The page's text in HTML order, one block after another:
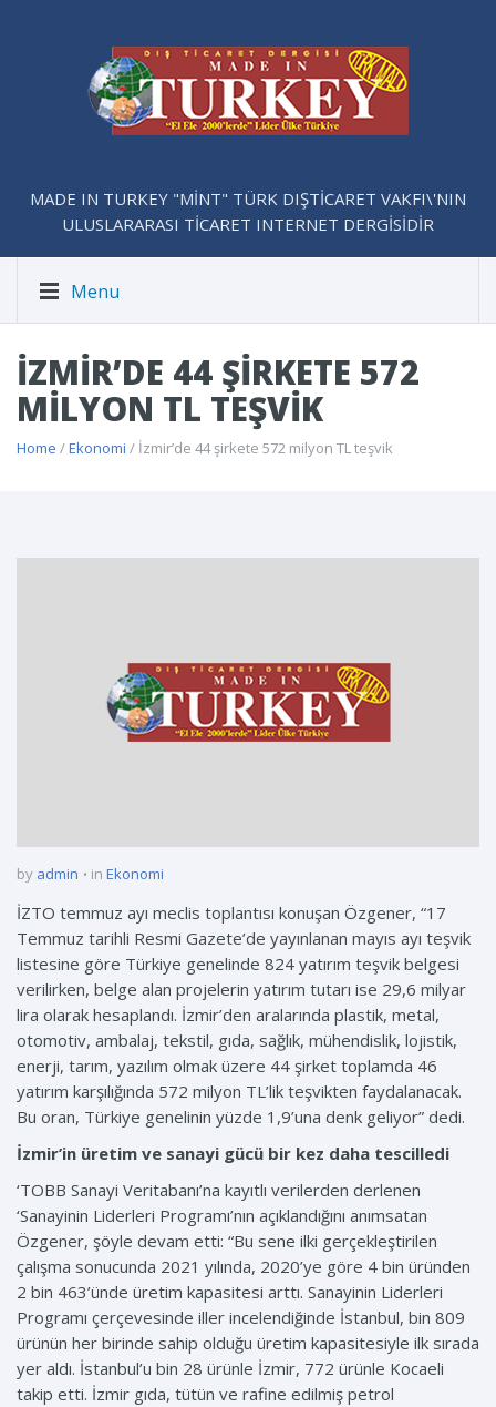
MADE IN TURKEY "MİNT" TÜRK DIŞTİCARET VAKFI\'NIN
ULUSLARARASI TİCARET INTERNET DERGİSİDİR
Menu
İZMIR’DE 44 ŞIRKETE 572
MILYON TL TEŞVIK
Home /Ekonomi / İzmir’de 44 şirkete 572 milyon TL teşvik
by admin in Ekonomi
İZTO temmuz ayı meclis toplantısı konuşan Özgener, “17
Temmuz tarihli Resmi Gazete’de yayınlanan mayıs ayı teşvik
listesine göre Türkiye genelinde 824 yatırım teşvik belgesi
verilirken, belge alan projelerin yatırım tutarı ise 29,6 milyar
lira olarak hesaplandı. İzmir’den aralarında plastik, metal,
otomotiv, ambalaj, tekstil, gıda, sağlık, mühendislik, lojistik,
enerji, tarım, yazılım olmak üzere 44 şirket toplamda 46
yatırım karşılığında 572 milyon TL’lik teşvikten faydalanacak.
Bu oran, Türkiye genelinin yüzde 1,9’una denk geliyor” dedi.
İzmir’in üretim ve sanayi gücü bir kez daha tescilledi
‘TOBB Sanayi Veritabanı’na kayıtlı verilerden derlenen
‘Sanayinin Liderleri Programı’nın açıklandığını anımsatan
Özgener, şöyle devam etti: “Bu sene ilki gerçekleştirilen
çalışma sonucunda 2021 yılında, 2020’ye göre 4 bin üründen
2 bin 463’ünde üretim kapasitesi arttı. Sanayinin Liderleri
Programı çerçevesinde iller incelendiğinde İstanbul, bin 809
ürünün her birinde sahip olduğu üretim kapasitesiyle ilk sırada
yer aldı. İstanbul’u bin 28 ürünle İzmir, 772 ürünle Kocaeli
takip etti. İzmir gıda, tütün ve rafine edilmiş petrol